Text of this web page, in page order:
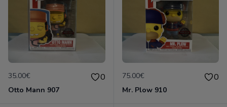
35.00€ 0
Otto Mann 907
75.00€ 0
Mr. Plow 910